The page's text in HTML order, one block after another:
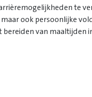
te
ook persoonlijke
bereiden van maaltijden